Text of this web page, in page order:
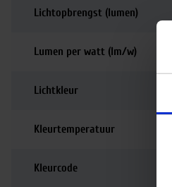
Lichtopbrengst (lumen)
Lumen per watt (lm/w)
Lichtkleur
Kleurtemperatuur
Kleurcode